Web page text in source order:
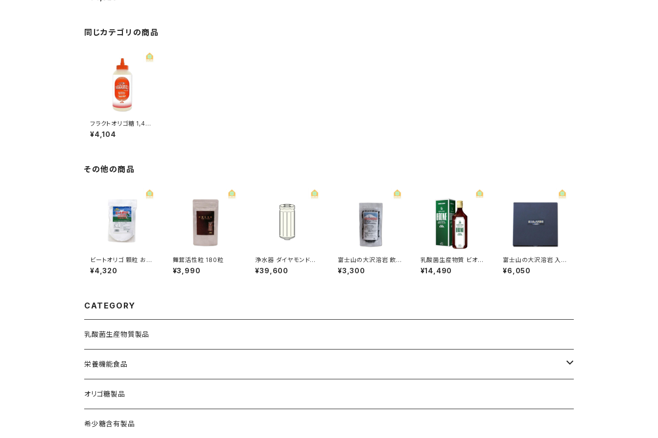
同じカテゴリの商品
フラクトオリゴ糖 1,400
g メイオリゴG100%
¥4,104
その他の商品
ビートオリゴ 顆粒 お徳
用 300g
¥4,320
舞茸活性粒 180粒
¥3,990
浄水器 ダイヤモンドク
オーツ専用 カートリッ
ジ
¥39,600
富士山の大沢溶岩 飲料
水用 200g
¥3,300
乳酸菌生産物質 ビオネ
B 500ml
¥14,490
富士山の大沢溶岩 入浴
用 500g
¥6,050
CATEGORY
乳酸菌生産物質製品
栄養機能食品
鉄分補給
舞茸活性粒
オリゴ糖製品
希少糖含有製品